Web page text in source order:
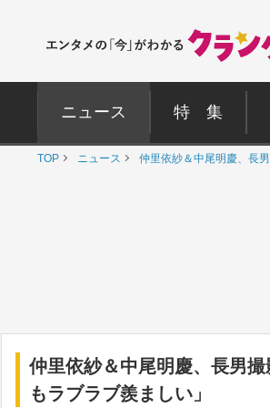
ニュース 特 集
TOP ニュース 仲里依紗＆中尾明慶、長
仲里依紗＆中尾明慶、長男
もラブラブ羨ましい」